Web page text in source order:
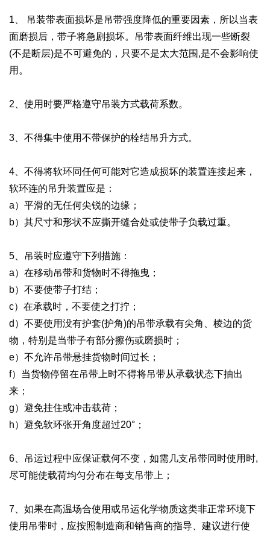
1、 吊装带表面损坏是吊带强度降低的重要因素，所以当表
面磨损后，带子将急剧损坏。吊带表面纤维出现一些断裂
(不是断层)是不可避免的，只要不是太大范围,是不会影响使
用。
2、使用时要严格遵守吊装方式载荷系数。
3、不得集中使用不带保护的栓结吊升方式。
4、不得将软环同任何可能对它造成损坏的装置连接起来，
软环连的吊升装置应是：
a）平滑的无任何尖锐的边缘；
b）其尺寸和形状不应撕开缝合处或使带子负载过重。
5、吊装时应遵守下列措施：
a）在移动吊带和货物时不得拖曳；
b）不要使带子打结；
c）在承载时，不要使之打拧；
d）不要使用没有护套(护角)的吊带承载有尖角、棱边的货
物，特别是当带子有部分擦伤或磨损时；
e）不允许吊带悬挂货物时间过长；
f）当货物停留在吊带上时不得将吊带从承载状态下抽出
来；
g）避免挂住或冲击载荷；
h）避免软环张开角度超过20°；
6、吊运过程中应保证载何不变，如需几支吊带同时使用时,
尽可能使载荷均匀分布在每支吊带上；
7、如果在高温场合使用或吊运化学物质这类非正常环境下
使用吊带时，应按照制造商和销售商的指导、建议进行使